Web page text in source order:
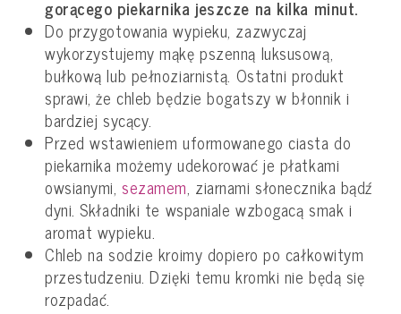
gorącego piekarnika jeszcze na kilka minut.
Do przygotowania wypieku, zazwyczaj
wykorzystujemy mąkę pszenną luksusową,
bułkową lub pełnoziarnistą. Ostatni produkt
sprawi, że chleb będzie bogatszy w błonnik i
bardziej sycący.
Przed wstawieniem uformowanego ciasta do
piekarnika możemy udekorować je płatkami
owsianymi,sezamem, ziarnami słonecznika bądź
dyni. Składniki te wspaniale wzbogacą smak i
aromat wypieku.
Chleb na sodzie kroimy dopiero po całkowitym
przestudzeniu. Dzięki temu kromki nie będą się
rozpadać.